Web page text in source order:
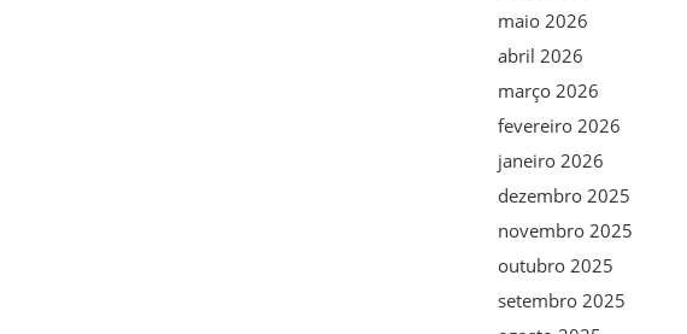
maio 2026
abril 2026
março 2026
fevereiro 2026
janeiro 2026
dezembro 2025
novembro 2025
outubro 2025
setembro 2025